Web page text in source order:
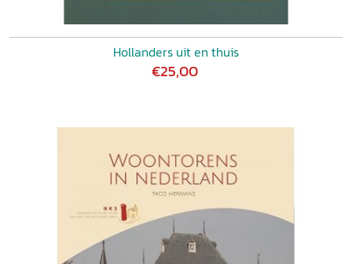
Hollanders uit en thuis
€25,00